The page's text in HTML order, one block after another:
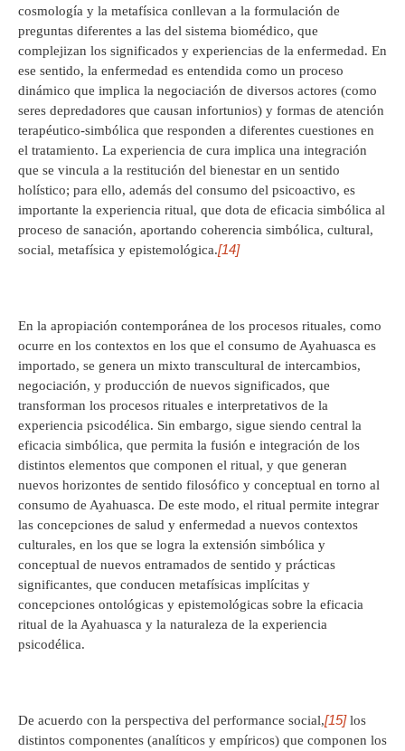
cosmología y la metafísica conllevan a la formulación de
preguntas diferentes a las del sistema biomédico, que
complejizan los significados y experiencias de la enfermedad. En
ese sentido, la enfermedad es entendida como un proceso
dinámico que implica la negociación de diversos actores (como
seres depredadores que causan infortunios) y formas de atención
terapéutico-simbólica que responden a diferentes cuestiones en
el tratamiento. La experiencia de cura implica una integración
que se vincula a la restitución del bienestar en un sentido
holístico; para ello, además del consumo del psicoactivo, es
importante la experiencia ritual, que dota de eficacia simbólica al
proceso de sanación, aportando coherencia simbólica, cultural,
social, metafísica y epistemológica.[14]
En la apropiación contemporánea de los procesos rituales, como
ocurre en los contextos en los que el consumo de Ayahuasca es
importado, se genera un mixto transcultural de intercambios,
negociación, y producción de nuevos significados, que
transforman los procesos rituales e interpretativos de la
experiencia psicodélica. Sin embargo, sigue siendo central la
eficacia simbólica, que permita la fusión e integración de los
distintos elementos que componen el ritual, y que generan
nuevos horizontes de sentido filosófico y conceptual en torno al
consumo de Ayahuasca. De este modo, el ritual permite integrar
las concepciones de salud y enfermedad a nuevos contextos
culturales, en los que se logra la extensión simbólica y
conceptual de nuevos entramados de sentido y prácticas
significantes, que conducen metafísicas implícitas y
concepciones ontológicas y epistemológicas sobre la eficacia
ritual de la Ayahuasca y la naturaleza de la experiencia
psicodélica.
De acuerdo con la perspectiva del performance social,[15]los
distintos componentes (analíticos y empíricos) que componen los